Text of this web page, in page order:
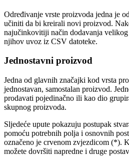
Određivanje vrste proizvoda jedna je
učiniti da bi kreirali novi proizvod.
najučinkovitiji način dodavanja
njihov uvoz iz CSV datoteke.
Jednostavni proizvod
Jedna od glavnih značajki kod vrsta
jednostavan, samostalan proizvod.
prodavati pojedinačno ili kao dio
skupnog proizvoda.
Sljedeće upute pokazuju postupak
pomoću potrebnih polja i osnovnih
označeno je crvenom zvjezdicom (*).
možete dovršiti napredne i druge